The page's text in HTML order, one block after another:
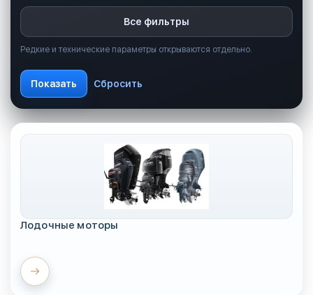
Все фильтры
Редкие и технические параметры открываются отдельно.
Лодочные моторы